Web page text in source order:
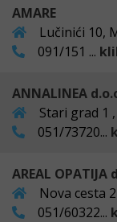
AMARE
Lučinići 10,
091/151 ...
ANNALINEA
Stari grad 1
051/73720...
AREAL OPATIJA
Nova cesta
051/60322...